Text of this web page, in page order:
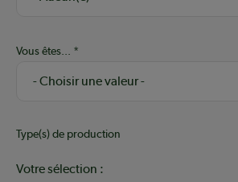
Vous êtes...
Type(s) de production
Votre sélection :